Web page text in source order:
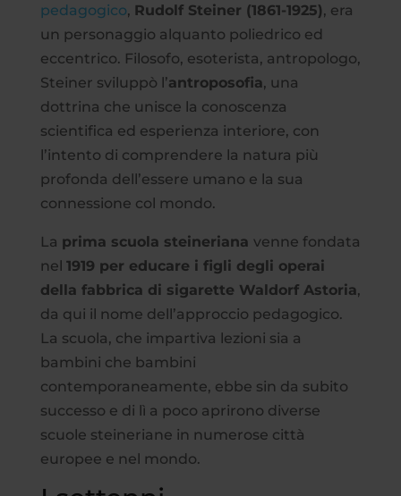
pedagogico, Rudolf Steiner (1861-1925), era
un personaggio alquanto poliedrico ed
eccentrico. Filosofo, esoterista, antropologo,
Steiner sviluppò l’antroposofia, una
dottrina che unisce la conoscenza
scientifica ed esperienza interiore, con
l’intento di comprendere la natura più
profonda dell’essere umano e la sua
connessione col mondo.
La prima scuola steineriana venne fondata
nel 1919 per educare i figli degli operai
della fabbrica di sigarette Waldorf Astoria,
da qui il nome dell’approccio pedagogico.
La scuola, che impartiva lezioni sia a
bambini che bambini
contemporaneamente, ebbe sin da subito
successo e di lì a poco aprirono diverse
scuole steineriane in numerose città
europee e nel mondo.